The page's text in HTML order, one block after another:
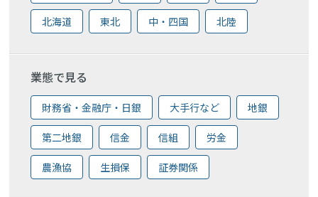
北海道 東北 中・四国 北陸
業態で見る
財務省・金融庁・日銀 大手行など 地銀
第二地銀 信金 信組 労金
農漁協 生損保 証券関係